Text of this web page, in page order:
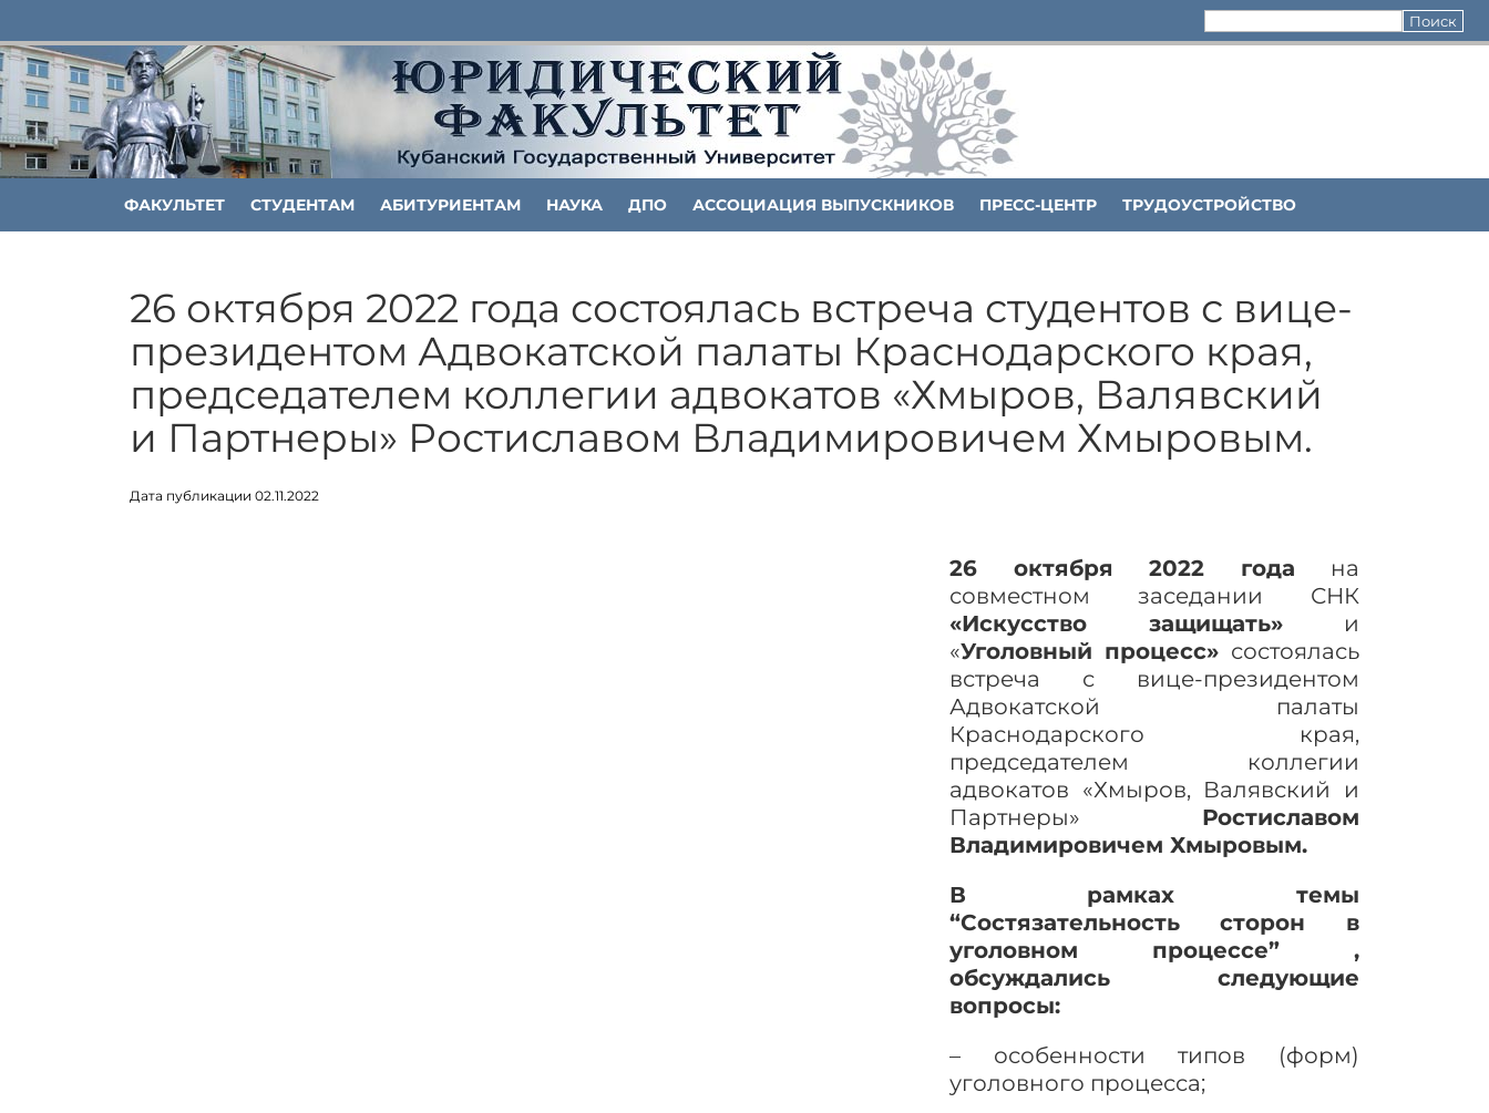
ФАКУЛЬТЕТ СТУДЕНТАМ АБИТУРИЕНТАМ НАУКА ДПО АССОЦИАЦИЯ ВЫПУСКНИКОВ ПРЕСС-ЦЕНТР ТРУДОУСТРОЙСТВО
26 октября 2022 года состоялась встреча студентов с вице-
президентом Адвокатской палаты Краснодарского края,
председателем коллегии адвокатов «Хмыров, Валявский
и Партнеры» Ростиславом Владимировичем Хмыровым.
Дата публикации 02.11.2022
26 октября 2022 года на
совместном заседании СНК
«Искусство защищать»и
«Уголовный процесс» состоялась
встреча с вице-президентом
Адвокатской палаты
Краснодарского края,
председателем коллегии
адвокатов «Хмыров, Валявский и
Партнеры» Ростиславом
Владимировичем Хмыровым.
В рамках темы
“Состязательность сторон в
уголовном процессе” ,
обсуждались следующие
вопросы:
– особенности типов (форм)
уголовного процесса;